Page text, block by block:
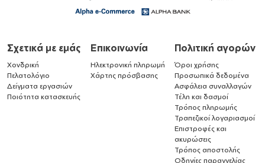
Σχετικά με εμάς
Χονδρική
Πελατολόγιο
Δείγματα εργασιών
Ποιότητα κατασκευής
Επικοινωνία
Ηλεκτρονική πληρωμή
Χάρτης πρόσβασης
Πολιτική αγορών
Όροι χρήσης
Προσωπικά δεδομένα
Ασφάλεια συναλλαγών
Τέλη και δασμοί
Τρόπος πληρωμής
Τραπεζικοί λογαριασμοί
Επιστροφές και
ακυρώσεις
Τρόπος αποστολής
Οδηγίες παραγγελίας